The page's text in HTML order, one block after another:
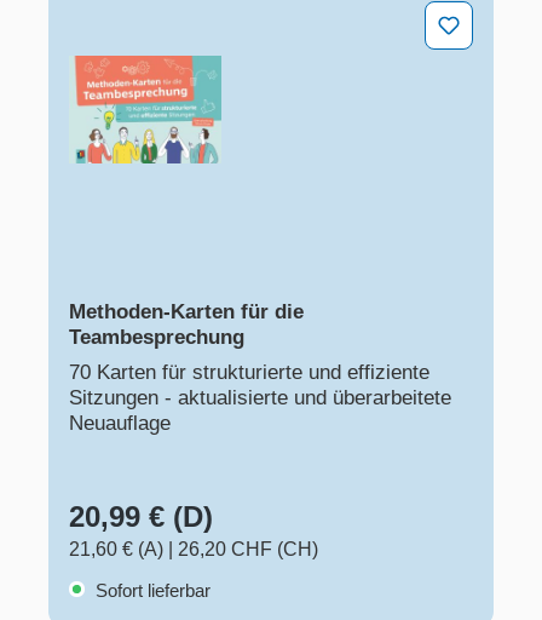
Methoden-Karten für die Teambesprechung
Methoden-Karten für die
Teambesprechung
70 Karten für strukturierte und effiziente
Sitzungen - aktualisierte und überarbeitete
Neuauflage
20,99 € (D)
21,60 € (A)
26,20 CHF (CH)
Sofort lieferbar